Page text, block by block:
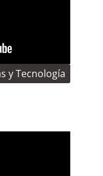
y Tecnología